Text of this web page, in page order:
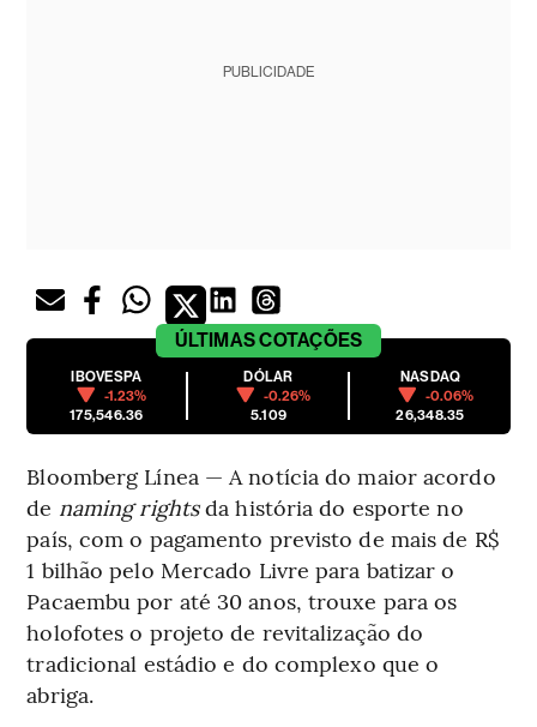
PUBLICIDADE
ÚLTIMASCOTAÇÕES
IBOVESPA
-1.23%
175,546.36
DÓLAR
-0.26%
5.109
NASDAQ
-0.06%
26,348.35
Bloomberg Línea — A notícia do maior acordo
de naming rightsda história do esporte no
país, com o pagamento previsto de mais de R$
1 bilhão pelo Mercado Livre para batizar o
Pacaembu por até 30 anos, trouxe para os
holofotes o projeto de revitalização do
tradicional estádio e do complexo que o
abriga.